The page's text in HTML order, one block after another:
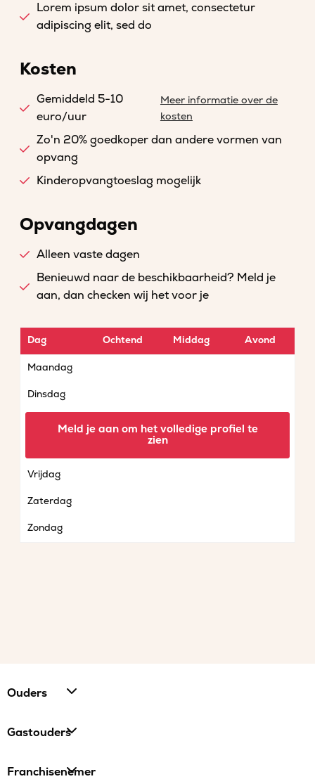
Lorem ipsum dolor sit amet, consectetur
adipiscing elit, sed do
Kosten
Gemiddeld 5-10
euro/uur
Meer informatie over de
kosten
Zo'n 20% goedkoper dan andere vormen van
opvang
Kinderopvangtoeslag mogelijk
Opvangdagen
Alleen vaste dagen
Benieuwd naar de beschikbaarheid? Meld je
aan, dan checken wij het voor je
Dag Ochtend Middag Avond
Maandag
Dinsdag
Vrijdag
Zaterdag
Zondag
Meld je aan om het volledige profiel te
zien
Ouders
Gastouders
Franchisenemer